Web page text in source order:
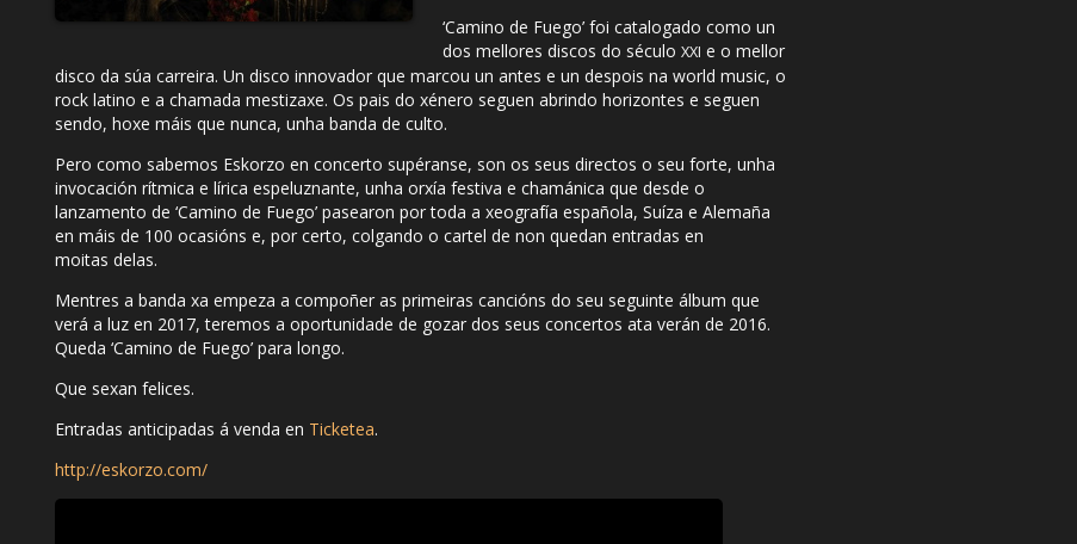
‘Camino de Fuego’ foi catalogado como un
dos mellores discos do século XXI e o mellor
disco da súa carreira. Un disco innovador que marcou un antes e un despois na world music, o
rock latino e a chamada mestizaxe. Os pais do xénero seguen abrindo horizontes e seguen
sendo, hoxe máis que nunca, unha banda de culto.
Pero como sabemos Eskorzo en concerto supéranse, son os seus directos o seu forte, unha
invocación rítmica e lírica espeluznante, unha orxía festiva e chamánica que desde o
lanzamento de ‘Camino de Fuego’ pasearon por toda a xeografía española, Suíza e Alemaña
en máis de 100 ocasións e, por certo, colgando o cartel de non quedan entradas en
moitas delas.
Mentres a banda xa empeza a compoñer as primeiras cancións do seu seguinte álbum que
verá a luz en 2017, teremos a oportunidade de gozar dos seus concertos ata verán de 2016.
Queda ‘Camino de Fuego’ para longo.
Que sexan felices.
Entradas anticipadas á venda en Ticketea.
http://eskorzo.com/